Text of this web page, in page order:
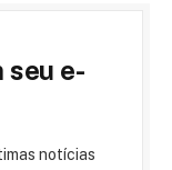
seu e-
notícias